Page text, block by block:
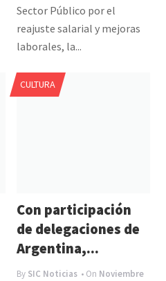
Sector Público por el
reajuste salarial y mejoras
laborales, la...
CULTURA
Con participación
de delegaciones de
Argentina,...
By SIC Noticias • On Noviembre